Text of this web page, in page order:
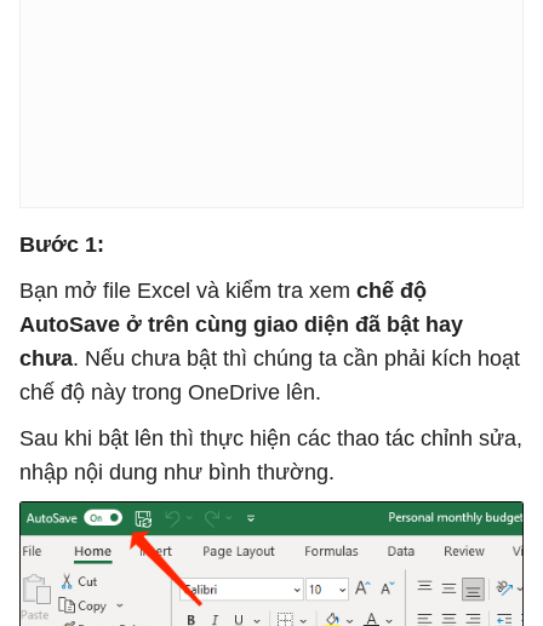
Bước 1:
Bạn mở file Excel và kiểm tra xem chế độ
AutoSave ở trên cùng giao diện đã bật hay
chưa. Nếu chưa bật thì chúng ta cần phải kích hoạt
chế độ này trong OneDrive lên.
Sau khi bật lên thì thực hiện các thao tác chỉnh sửa,
nhập nội dung như bình thường.